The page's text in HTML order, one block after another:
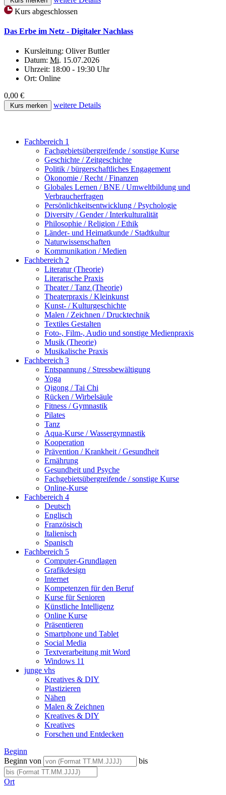
Kurs abgeschlossen
Das Erbe im Netz - Digitaler Nachlass
Kursleitung: Oliver Buttler
Datum: Mi. 15.07.2026
Uhrzeit: 18:00 - 19:30 Uhr
Ort: Online
0,00 €
Kurs merken weitere Details
Fachbereich 1
Fachgebietsübergreifende / sonstige Kurse
Geschichte / Zeitgeschichte
Politik / bürgerschaftliches Engagement
Ökonomie / Recht / Finanzen
Globales Lernen / BNE / Umweltbildung und
Verbraucherfragen
Persönlichkeitsentwicklung / Psychologie
Diversity / Gender / Interkulturalität
Philosophie / Religion / Ethik
Länder- und Heimatkunde / Stadtkultur
Naturwissenschaften
Kommunikation / Medien
Fachbereich 2
Literatur (Theorie)
Literarische Praxis
Theater / Tanz (Theorie)
Theaterpraxis / Kleinkunst
Kunst- / Kulturgeschichte
Malen / Zeichnen / Drucktechnik
Textiles Gestalten
Foto-, Film-, Audio und sonstige Medienpraxis
Musik (Theorie)
Musikalische Praxis
Fachbereich 3
Entspannung / Stressbewältigung
Yoga
Qigong / Tai Chi
Rücken / Wirbelsäule
Fitness / Gymnastik
Pilates
Tanz
Aqua-Kurse / Wassergymnastik
Kooperation
Prävention / Krankheit / Gesundheit
Ernährung
Gesundheit und Psyche
Fachgebietsübergreifende / sonstige Kurse
Online-Kurse
Fachbereich 4
Deutsch
Englisch
Französisch
Italienisch
Spanisch
Fachbereich 5
Computer-Grundlagen
Grafikdesign
Internet
Kompetenzen für den Beruf
Kurse für Senioren
Künstliche Intelligenz
Online Kurse
Präsentieren
Smartphone und Tablet
Social Media
Textverarbeitung mit Word
Windows 11
junge vhs
Kreatives & DIY
Plastizieren
Nähen
Malen & Zeichnen
Kreatives & DIY
Kreatives
Forschen und Entdecken
Beginn
Beginn von
bis
Ort